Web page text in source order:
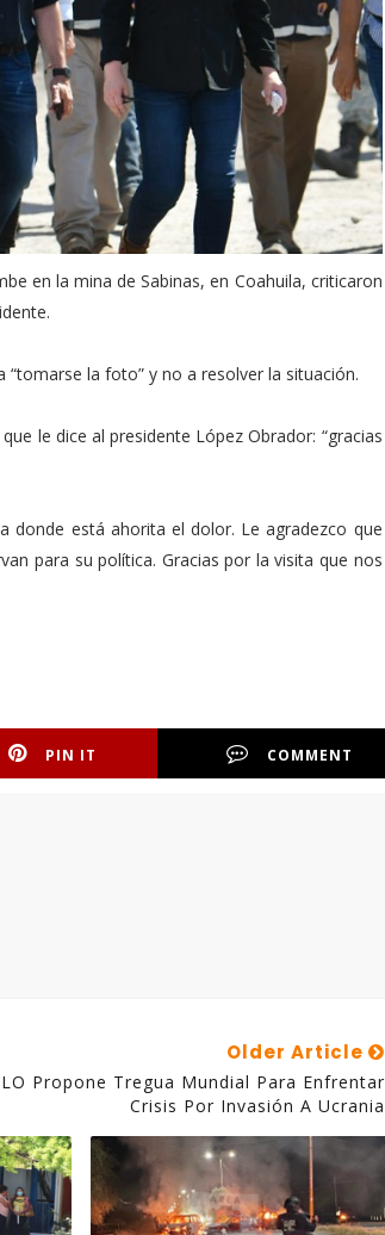
en la mina de Sabinas, en Coahuila, criticaron
la foto” y no a resolver la situación.
le dice al presidente López Obrador: “gracias
donde está ahorita el dolor. Le agradezco que
para su política. Gracias por la visita que nos
PIN IT COMMENT
Older Article
Propone Tregua Mundial Para Enfrentar
Crisis Por Invasión A Ucrania